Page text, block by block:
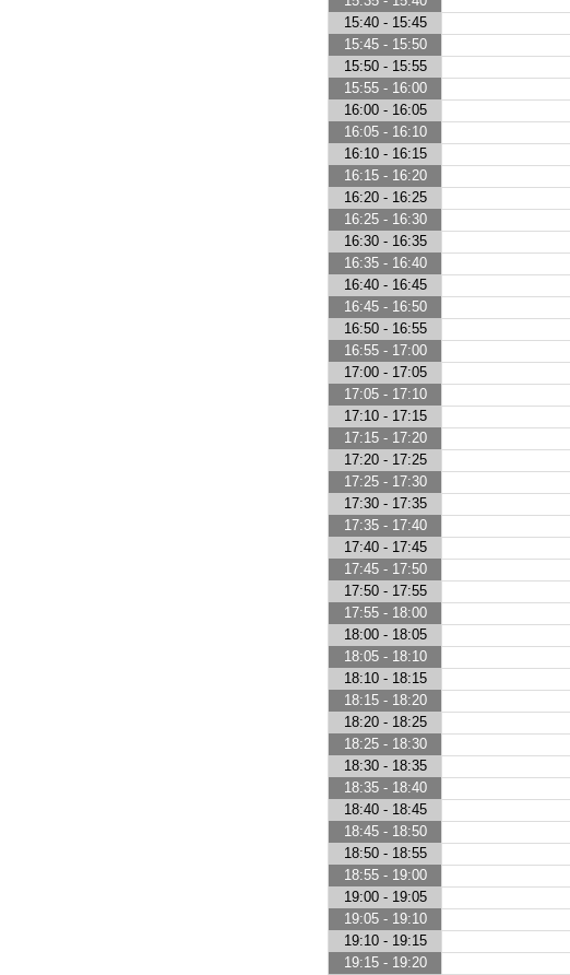
15:40 - 15:45
15:45 - 15:50
15:50 - 15:55
15:55 - 16:00
16:00 - 16:05
16:05 - 16:10
16:10 - 16:15
16:15 - 16:20
16:20 - 16:25
16:25 - 16:30
16:30 - 16:35
16:35 - 16:40
16:40 - 16:45
16:45 - 16:50
16:50 - 16:55
16:55 - 17:00
17:00 - 17:05
17:05 - 17:10
17:10 - 17:15
17:15 - 17:20
17:20 - 17:25
17:25 - 17:30
17:30 - 17:35
17:35 - 17:40
17:40 - 17:45
17:45 - 17:50
17:50 - 17:55
17:55 - 18:00
18:00 - 18:05
18:05 - 18:10
18:10 - 18:15
18:15 - 18:20
18:20 - 18:25
18:25 - 18:30
18:30 - 18:35
18:35 - 18:40
18:40 - 18:45
18:45 - 18:50
18:50 - 18:55
18:55 - 19:00
19:00 - 19:05
19:05 - 19:10
19:10 - 19:15
19:15 - 19:20